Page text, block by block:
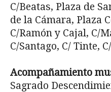
C/Beatas, Pla­za de
de la Cámara, Plaza
C/Ramón y Cajal, C/
C/Santago, C/ Tinte,
Acompañamiento
Sa­grado